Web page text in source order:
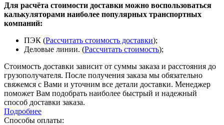
Для расчёта стоимости доставки можно воспользоваться
калькуляторами наиболее популярных транспортных
компаний:
ПЭК (Рассчитать стоимость доставки);
Деловые линии. (Рассчитать стоимость);
Стоимость доставки зависит от суммы заказа и расстояния до
грузополучателя. После получения заказа мы обязательно
свяжемся с Вами и уточним все детали доставки. Менеджер
поможет Вам подобрать наиболее быстрый и надежный
способ доставки заказа.
Подробнее
Способы оплаты: